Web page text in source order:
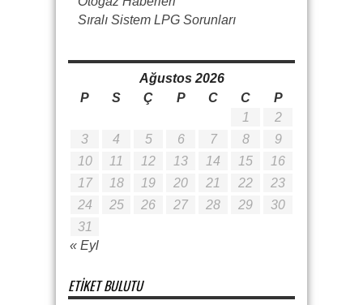
Sıralı Sistem LPG Sorunları
Ağustos 2026
P
S Ç P C C P
« Eyl
1
2
3
4 5 6 7 8
9
10
11 12 13 14 15
16
17
18 19 20 21 22
23
24
25 26 27 28 29
30
31
ETIKET BULUTU